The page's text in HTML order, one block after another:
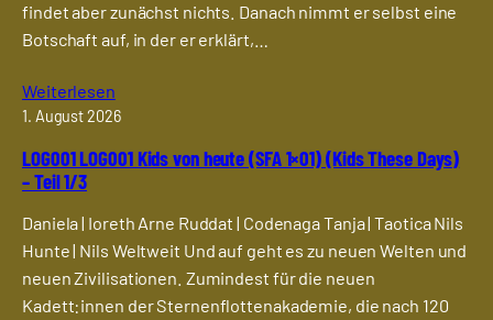
findet aber zunächst nichts. Danach nimmt er selbst eine
Botschaft auf, in der er erklärt,…
Weiterlesen
1. August 2026
LOG001 LOG001 Kids von heute (SFA 1×01) (Kids These Days)
– Teil 1/3
Daniela | Ioreth Arne Ruddat | Codenaga Tanja | Taotica Nils
Hunte | Nils Weltweit Und auf geht es zu neuen Welten und
neuen Zivilisationen. Zumindest für die neuen
Kadett:innen der Sternenflottenakademie, die nach 120